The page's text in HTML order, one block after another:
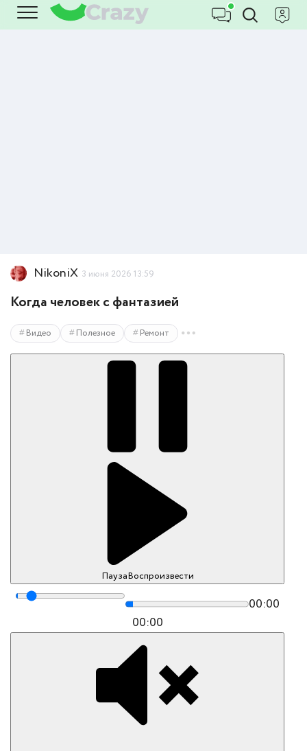
NikoniX 3 июня 2026 13:59
Когда человек с фантазией
Видео Полезное Ремонт
ПаузаВоспроизвести
00:00
00:00